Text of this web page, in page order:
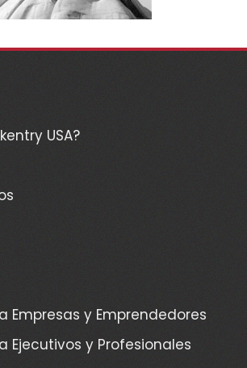
USA?
Empresas y Emprendedores
Ejecutivos y Profesionales